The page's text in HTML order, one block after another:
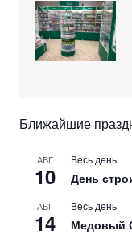
Ближайшие
АВГ
10
Весь день
День
АВГ
14
Весь день
Медовый